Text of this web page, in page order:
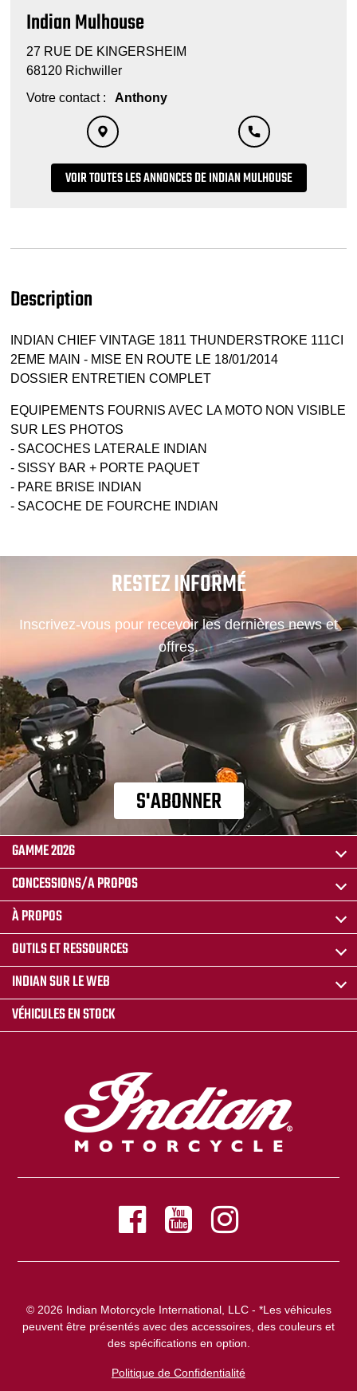
Indian Mulhouse
27 RUE DE KINGERSHEIM
68120 Richwiller
Votre contact :
Anthony
VOIR TOUTES LES ANNONCES DE INDIAN MULHOUSE
Description
INDIAN CHIEF VINTAGE 1811 THUNDERSTROKE 111CI
2EME MAIN - MISE EN ROUTE LE 18/01/2014
DOSSIER ENTRETIEN COMPLET
EQUIPEMENTS FOURNIS AVEC LA MOTO NON VISIBLE
SUR LES PHOTOS
- SACOCHES LATERALE INDIAN
- SISSY BAR + PORTE PAQUET
- PARE BRISE INDIAN
- SACOCHE DE FOURCHE INDIAN
RESTEZ INFORMÉ
Inscrivez-vous pour recevoir les dernières news et
offres.
S'ABONNER
GAMME 2026
CONCESSIONS/A PROPOS
À PROPOS
OUTILS ET RESSOURCES
INDIAN SUR LE WEB
VÉHICULES EN STOCK
© 2026 Indian Motorcycle International, LLC - *Les véhicules
peuvent être présentés avec des accessoires, des couleurs et
des spécifications en option.
Politique de Confidentialité